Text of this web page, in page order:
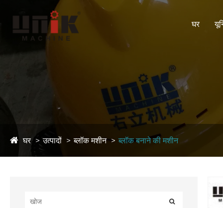
घर
घर उत्पादों ब्लॉक मशीन ब्लॉक बनाने की मशीन